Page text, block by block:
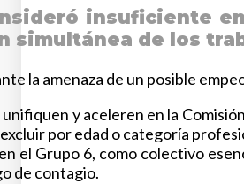
insuficiente
simultánea de los
la amenaza de un posible
unifiquen y aceleren en la
por edad o categoría
el Grupo 6, como colectivo
de contagio.